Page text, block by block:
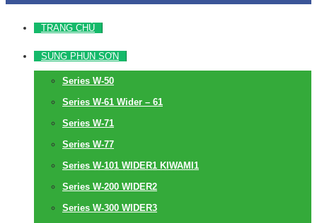
TRANG CHỦ
SÚNG PHUN SƠN
Series W-50
Series W-61 Wider – 61
Series W-71
Series W-77
Series W-101 WIDER1 KIWAMI1
Series W-200 WIDER2
Series W-300 WIDER3